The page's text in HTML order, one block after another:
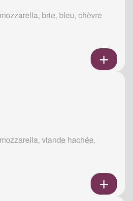
brie, bleu, chèvre
viande hachée,